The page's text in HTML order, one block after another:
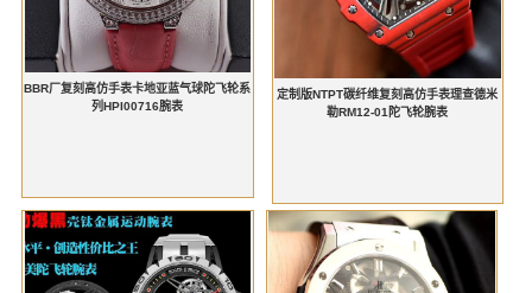
BBR厂复刻高仿手表卡地亚蓝气球陀飞轮系
列HPI00716腕表
定制版NTPT碳纤维复刻高仿手表理查德米
勒RM12-01陀飞轮腕表